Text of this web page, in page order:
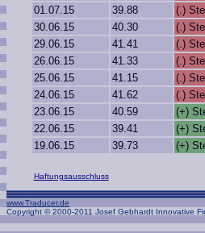
01.07.15
39.88 (.)
30.06.15
40.30 (.)
29.06.15
41.41 (.)
26.06.15
41.33 (.)
25.06.15
41.15 (.)
24.06.15
41.62 (.)
23.06.15
40.59 (+)
22.06.15
39.41 (+)
19.06.15
39.73 (+)
Haftungsausschluss
www.Traducer.de
Copyright © 2000-2011 Josef Gebhardt Innovative